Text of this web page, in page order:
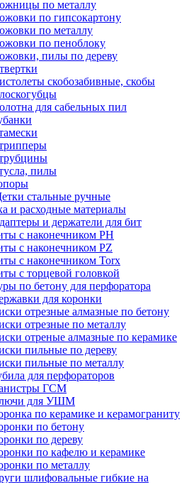
по металлу
по гипсокартону
по металлу
по пеноблоку
пилы по дереву
скобозабивные, скобы
для сабельных пил
пилы
стальные ручные
и расходные материалы
и держатели для бит
с наконечником PH
с наконечником PZ
с наконечником Torx
с торцевой головкой
по бетону для перфоратора
для коронки
отрезные алмазные по бетону
отрезные по металлу
отреные алмазные по керамике
пильные по дереву
пильные по металлу
для перфораторов
ГСМ
для УШМ
по керамике и керамограниту
по бетону
по дереву
по кафелю и керамике
по металлу
шлифовальные гибкие на